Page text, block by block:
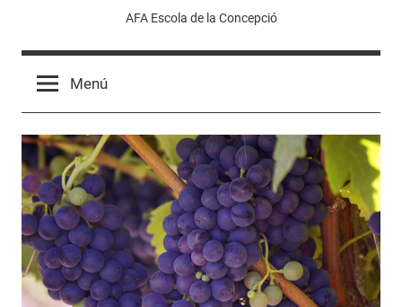
Escola
de
la
Concepció
AFA Escola de la Concepció
Menú